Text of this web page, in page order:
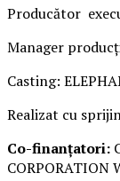
Producător
Manager
Casting:
Realizat cu
Co-finanțatori:
CORPORATION